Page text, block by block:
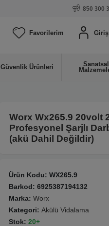
850 300
Favorilerim Giriş
Güvenlik Ürünleri
Sanatsal
Worx Wx265.9 20volt
Profesyonel Şarjlı
(akü Dahil Değildir)
Ürün Kodu: WX265.9
Barkod: 6925387194132
Marka: Worx
Kategori: Akülü Vidalama
Stok: 20+